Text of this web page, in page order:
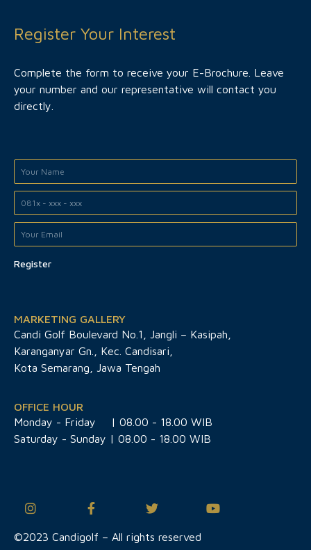
Register Your Interest
Complete the form to receive your E-Brochure. Leave
your number and our representative will contact you
directly.
Register
MARKETING GALLERY
Candi Golf Boulevard No.1, Jangli – Kasipah,
Karanganyar Gn., Kec. Candisari,
Kota Semarang, Jawa Tengah
OFFICE HOUR
Monday - Friday
| 08.00 - 18.00 WIB
Saturday - Sunday | 08.00 - 18.00 WIB
©2023 Candigolf – All rights reserved